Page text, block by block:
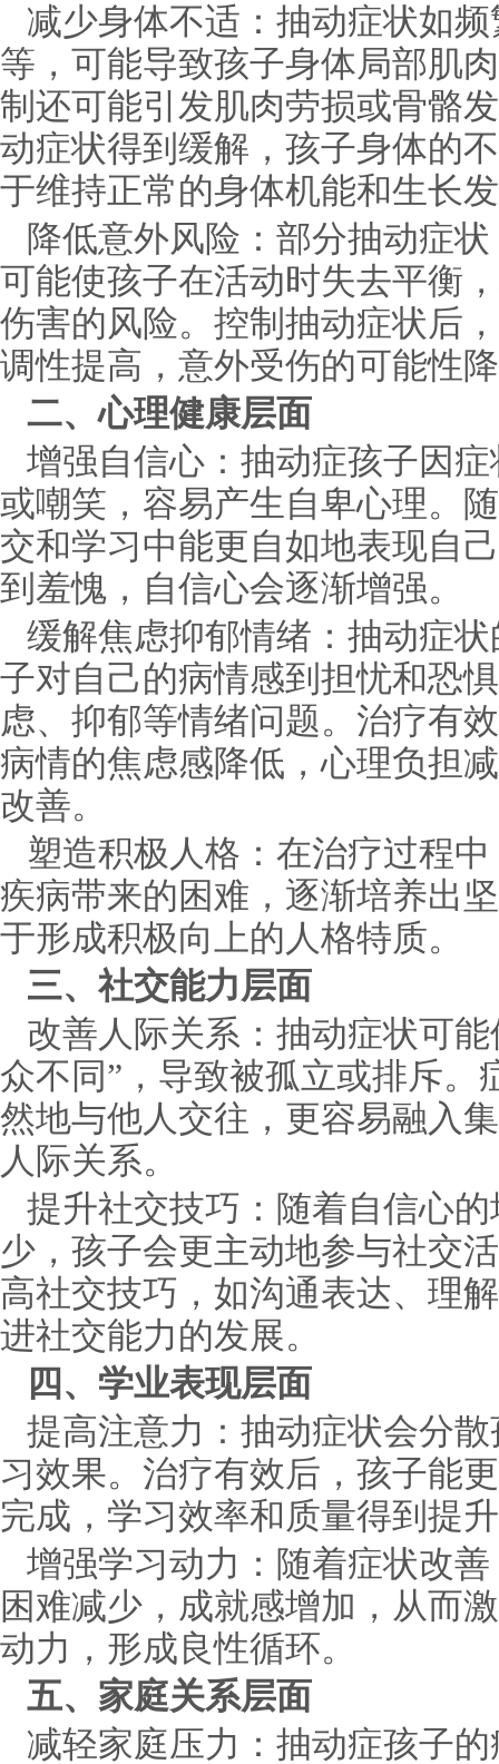
减少身体不适：抽动症状如
等，可能导致孩子身体局部肌
制还可能引发肌肉劳损或骨骼
动症状得到缓解，孩子身体的
于维持正常的身体机能和生长
降低意外风险：部分抽动症
可能使孩子在活动时失去平衡
伤害的风险。控制抽动症状后
调性提高，意外受伤的可能性
二、心理健康层面
增强自信心：抽动症孩子因
或嘲笑，容易产生自卑心理。
交和学习中能更自如地表现自
到羞愧，自信心会逐渐增强。
缓解焦虑抑郁情绪：抽动症
子对自己的病情感到担忧和恐
虑、抑郁等情绪问题。治疗有
病情的焦虑感降低，心理负担
改善。
塑造积极人格：在治疗过程
疾病带来的困难，逐渐培养出
于形成积极向上的人格特质。
三、社交能力层面
改善人际关系：抽动症状可
众不同”，导致被孤立或排斥。
然地与他人交往，更容易融入
人际关系。
提升社交技巧：随着自信心
少，孩子会更主动地参与社交
高社交技巧，如沟通表达、理
进社交能力的发展。
四、学业表现层面
提高注意力：抽动症状会分
习效果。治疗有效后，孩子能
完成，学习效率和质量得到提
增强学习动力：随着症状改
困难减少，成就感增加，从而
动力，形成良性循环。
五、家庭关系层面
减轻家庭压力：抽动症孩子